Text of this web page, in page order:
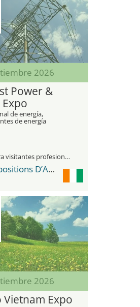
2026
Power &
de energía,
de energía
innovadoras
únicamente para visitantes profesionales
Parc des Expositions D’Abidjan
2026
Vietnam Expo